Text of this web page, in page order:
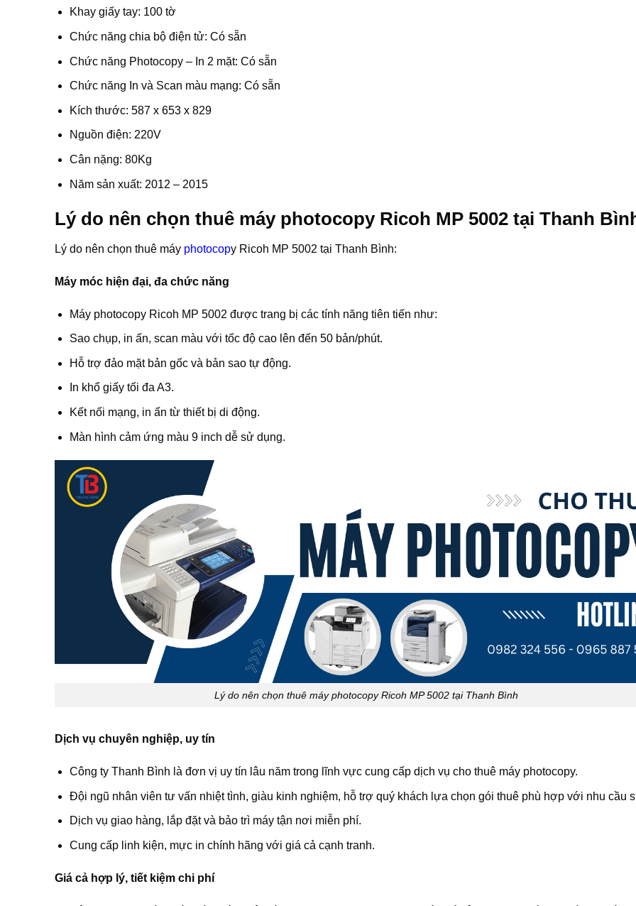
Khay giấy tay: 100 tờ
Chức năng chia bộ điện tử: Có sẵn
Chức năng Photocopy – In 2 mặt: Có sẵn
Chức năng In và Scan màu mạng: Có sẵn
Kích thước: 587 x 653 x 829
Nguồn điện: 220V
Cân nặng: 80Kg
Năm sản xuất: 2012 – 2015
Lý do nên chọn thuê máy photocopy Ricoh MP 5002 tại Thanh
Lý do nên chọn thuê máy photocopy Ricoh MP 5002 tại Thanh Bình:
Máy móc hiện đại, đa chức năng
Máy photocopy Ricoh MP 5002 được trang bị các tính năng tiên tiến như:
Sao chụp, in ấn, scan màu với tốc độ cao lên đến 50 bản/phút.
Hỗ trợ đảo mặt bản gốc và bản sao tự động.
In khổ giấy tối đa A3.
Kết nối mạng, in ấn từ thiết bị di động.
Màn hình cảm ứng màu 9 inch dễ sử dụng.
Lý do nên chọn thuê máy photocopy Ricoh MP 5002 tại Thanh Bình
Dịch vụ chuyên nghiệp, uy tín
Công ty Thanh Bình là đơn vị uy tín lâu năm trong lĩnh vực cung cấp dịch vụ cho thuê máy photocopy.
Đội ngũ nhân viên tư vấn nhiệt tình, giàu kinh nghiệm, hỗ trợ quý khách lựa chọn gói thuê phù hợp với nhu cầu
Dịch vụ giao hàng, lắp đặt và bảo trì máy tận nơi miễn phí.
Cung cấp linh kiện, mực in chính hãng với giá cả cạnh tranh.
Giá cả hợp lý, tiết kiệm chi phí